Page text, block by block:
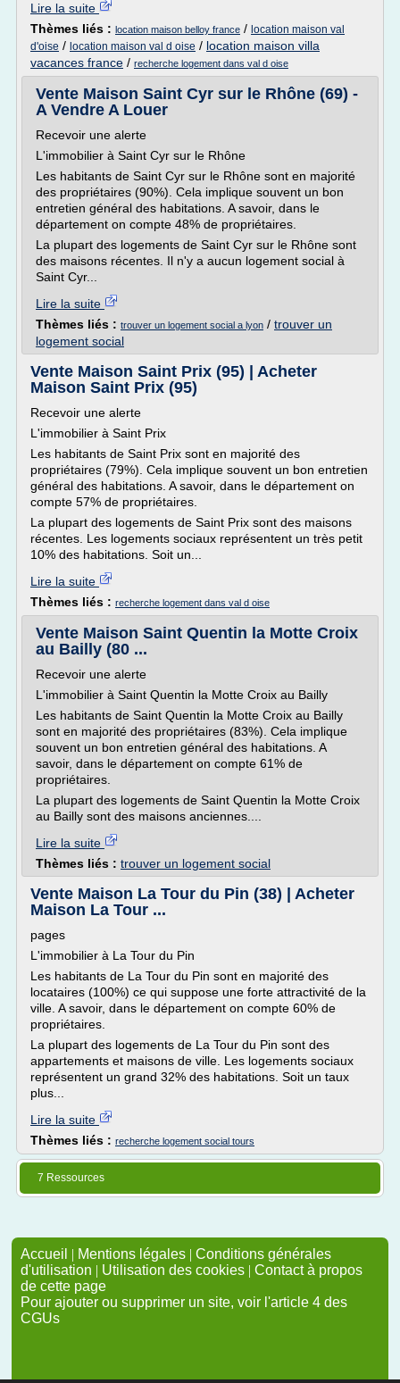
Lire la suite
Thèmes liés : location maison belloy france / location maison val
d'oise / location maison val d oise / location maison villa
vacances france / recherche logement dans val d oise
Vente Maison Saint Cyr sur le Rhône (69) -
A Vendre A Louer
Recevoir une alerte
L'immobilier à Saint Cyr sur le Rhône
Les habitants de Saint Cyr sur le Rhône sont en majorité
des propriétaires (90%). Cela implique souvent un bon
entretien général des habitations. A savoir, dans le
département on compte 48% de propriétaires.
La plupart des logements de Saint Cyr sur le Rhône sont
des maisons récentes. Il n'y a aucun logement social à
Saint Cyr...
Lire la suite
Thèmes liés : trouver un logement social a lyon / trouver un
logement social
Vente Maison Saint Prix (95) | Acheter
Maison Saint Prix (95)
Recevoir une alerte
L'immobilier à Saint Prix
Les habitants de Saint Prix sont en majorité des
propriétaires (79%). Cela implique souvent un bon entretien
général des habitations. A savoir, dans le département on
compte 57% de propriétaires.
La plupart des logements de Saint Prix sont des maisons
récentes. Les logements sociaux représentent un très petit
10% des habitations. Soit un...
Lire la suite
Thèmes liés : recherche logement dans val d oise
Vente Maison Saint Quentin la Motte Croix
au Bailly (80 ...
Recevoir une alerte
L'immobilier à Saint Quentin la Motte Croix au Bailly
Les habitants de Saint Quentin la Motte Croix au Bailly
sont en majorité des propriétaires (83%). Cela implique
souvent un bon entretien général des habitations. A
savoir, dans le département on compte 61% de
propriétaires.
La plupart des logements de Saint Quentin la Motte Croix
au Bailly sont des maisons anciennes....
Lire la suite
Thèmes liés : trouver un logement social
Vente Maison La Tour du Pin (38) | Acheter
Maison La Tour ...
pages
L'immobilier à La Tour du Pin
Les habitants de La Tour du Pin sont en majorité des
locataires (100%) ce qui suppose une forte attractivité de la
ville. A savoir, dans le département on compte 60% de
propriétaires.
La plupart des logements de La Tour du Pin sont des
appartements et maisons de ville. Les logements sociaux
représentent un grand 32% des habitations. Soit un taux
plus...
Lire la suite
Thèmes liés : recherche logement social tours
7 Ressources
Accueil | Mentions légales | Conditions générales
d'utilisation | Utilisation des cookies | Contact à propos
de cette page
Pour ajouter ou supprimer un site, voir l'article 4 des
CGUs